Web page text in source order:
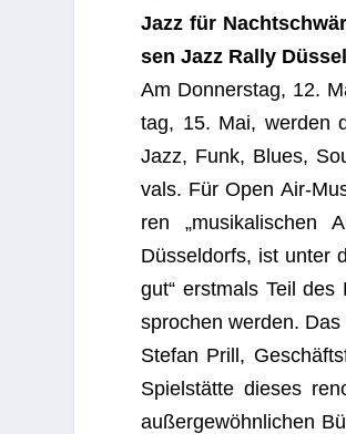
Jazz für
sen Jazz Rally
Am Don­ners­tag, 12.
tag, 15. Mai, wer­den
Jazz, Funk, Blues,
vals. Für Open Air-
ren „musi­ka­li­schen
Düsseldorfs, ist unter
gut“ erst­mals Teil
spro­chen wer­den.
Ste­fan Prill,
Spielstätte die­ses
außergewöhnlichen